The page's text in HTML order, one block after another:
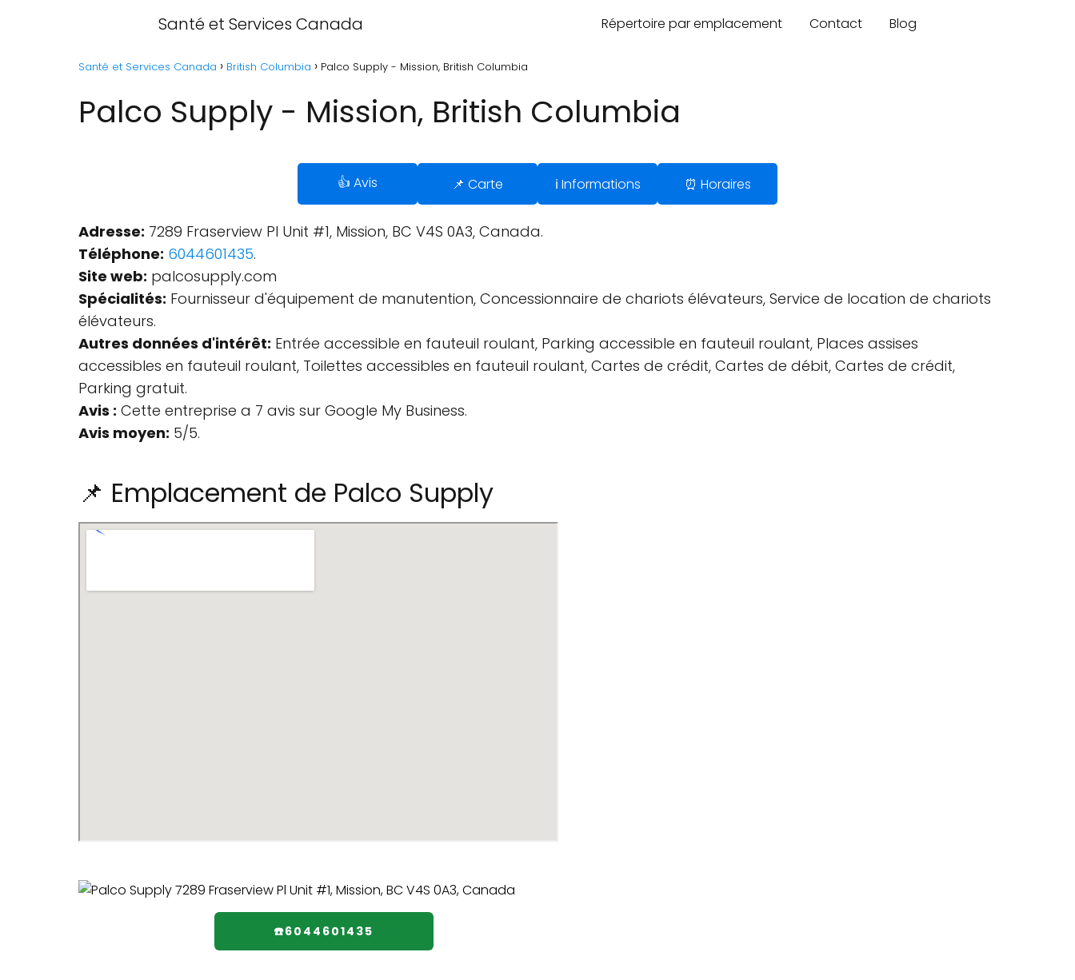
Santé et Services Canada Répertoire par emplacement Contact Blog
Santé et Services Canada British Columbia Palco Supply - Mission, British Columbia
Palco Supply - Mission, British Columbia
👍 Avis 📌 Carte ℹ️ Informations ⏰ Horaires
Adresse: 7289 Fraserview Pl Unit #1, Mission, BC V4S 0A3, Canada.
Téléphone: 6044601435.
Site web: palcosupply.com
Spécialités: Fournisseur d'équipement de manutention, Concessionnaire de chariots élévateurs, Service de location de chariots
élévateurs.
Autres données d'intérêt: Entrée accessible en fauteuil roulant, Parking accessible en fauteuil roulant, Places assises
accessibles en fauteuil roulant, Toilettes accessibles en fauteuil roulant, Cartes de crédit, Cartes de débit, Cartes de crédit,
Parking gratuit.
Avis : Cette entreprise a 7 avis sur Google My Business.
Avis moyen: 5/5.
📌 Emplacement de Palco Supply
☎️6044601435